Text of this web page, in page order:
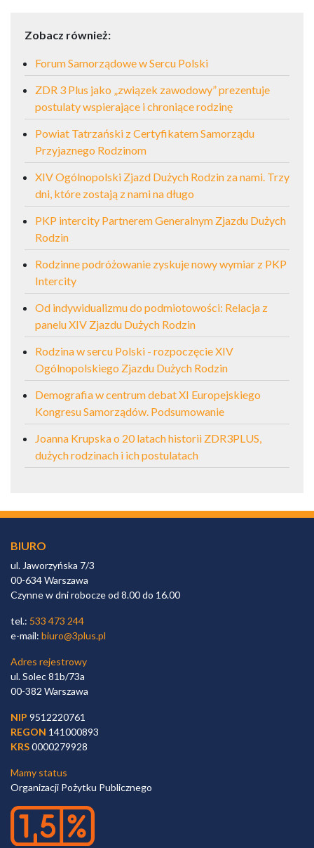
Zobacz również:
Forum Samorządowe w Sercu Polski
ZDR 3 Plus jako „związek zawodowy” prezentuje
postulaty wspierające i chroniące rodzinę
Powiat Tatrzański z Certyfikatem Samorządu
Przyjaznego Rodzinom
XIV Ogólnopolski Zjazd Dużych Rodzin za nami. Trzy
dni, które zostają z nami na długo
PKP intercity Partnerem Generalnym Zjazdu Dużych
Rodzin
Rodzinne podróżowanie zyskuje nowy wymiar z PKP
Intercity
Od indywidualizmu do podmiotowości: Relacja z
panelu XIV Zjazdu Dużych Rodzin
Rodzina w sercu Polski - rozpoczęcie XIV
Ogólnopolskiego Zjazdu Dużych Rodzin
Demografia w centrum debat XI Europejskiego
Kongresu Samorządów. Podsumowanie
Joanna Krupska o 20 latach historii ZDR3PLUS,
dużych rodzinach i ich postulatach
BIURO
ul. Jaworzyńska 7/3
00-634 Warszawa
Czynne w dni robocze od 8.00 do 16.00
tel.: 533 473 244
e-mail: biuro@3plus.pl
Adres rejestrowy
ul. Solec 81b/73a
00-382 Warszawa
NIP 9512220761
REGON 141000893
KRS0000279928
Mamy status
Organizacji Pożytku Publicznego